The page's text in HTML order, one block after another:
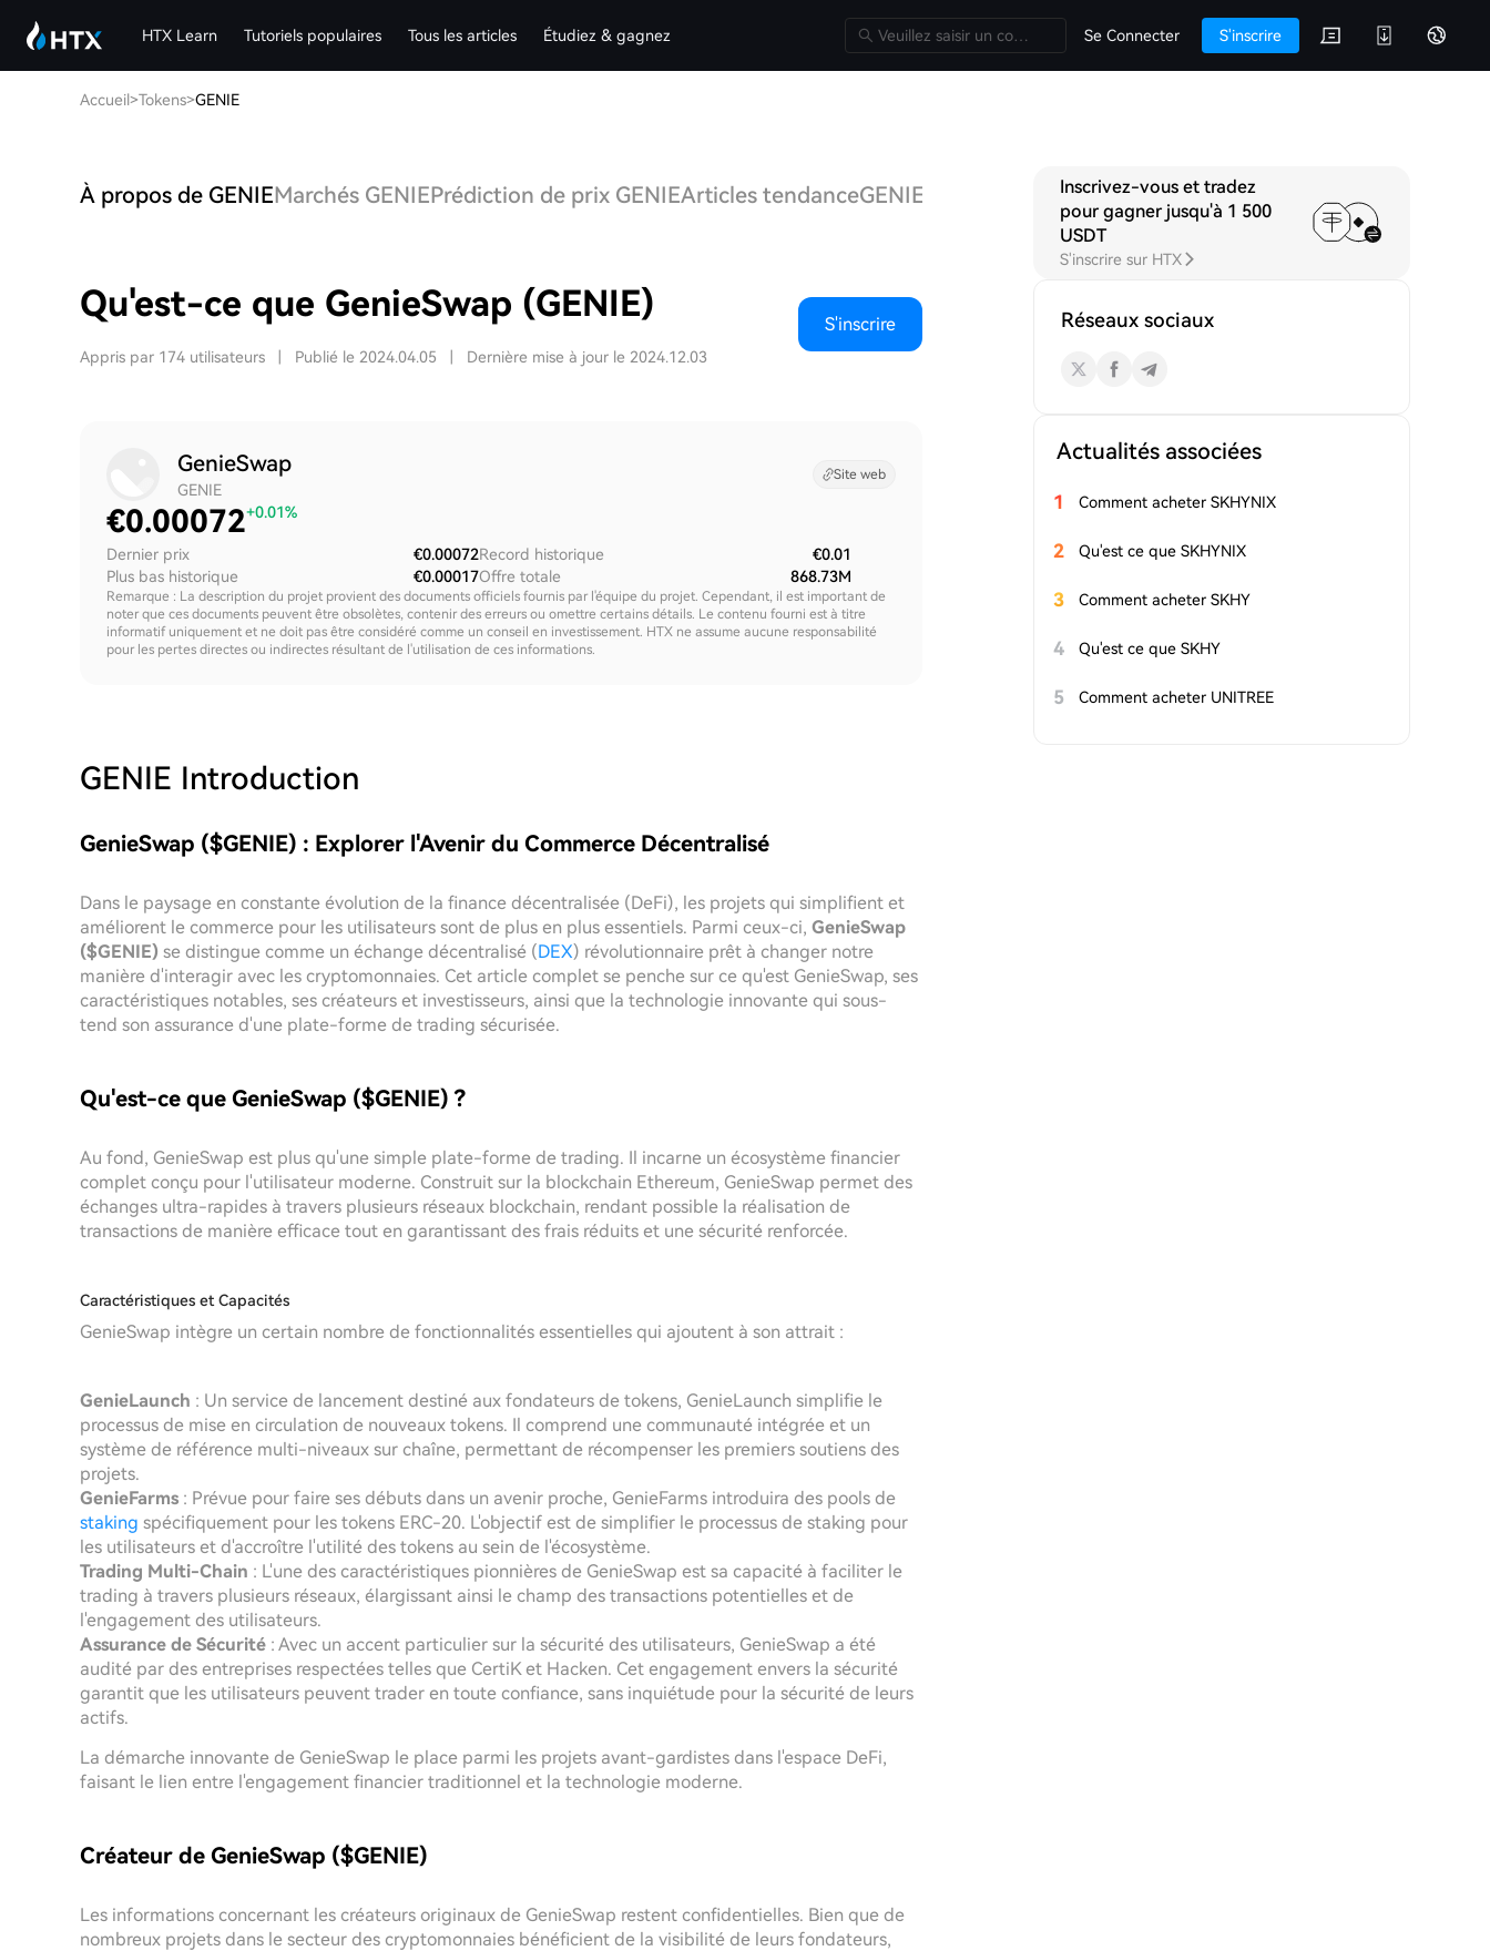
HTX Learn Tutoriels populaires Tous les articles Étudiez & gagnez Se Connecter S'inscrire
Accueil>Tokens>GENIE
À propos de GENIEMarchés GENIEPrédiction de prix GENIEArticles tendanceGENIE Q&A Discussions
Qu'est-ce que GenieSwap (GENIE)
Appris par 174 utilisateurs Publié le 2024.04.05 Dernière mise à jour le 2024.12.03
S'inscrire
GenieSwap
GENIE
Site web
€0.00072+0.01%
Dernier prix
€0.00072
Plus bas historique
€0.00017
Record historique
€0.01
Offre totale
868.73M
Remarque : La description du projet provient des documents officiels fournis par l'équipe du projet. Cependant, il est important de
noter que ces documents peuvent être obsolètes, contenir des erreurs ou omettre certains détails. Le contenu fourni est à titre
informatif uniquement et ne doit pas être considéré comme un conseil en investissement. HTX ne assume aucune responsabilité
pour les pertes directes ou indirectes résultant de l'utilisation de ces informations.
GENIE Introduction
GenieSwap ($GENIE) : Explorer l'Avenir du Commerce Décentralisé
Dans le paysage en constante évolution de la finance décentralisée (DeFi), les projets qui simplifient et
améliorent le commerce pour les utilisateurs sont de plus en plus essentiels. Parmi ceux-ci, GenieSwap
($GENIE) se distingue comme un échange décentralisé (DEX) révolutionnaire prêt à changer notre
manière d'interagir avec les cryptomonnaies. Cet article complet se penche sur ce qu'est GenieSwap, ses
caractéristiques notables, ses créateurs et investisseurs, ainsi que la technologie innovante qui sous-
tend son assurance d'une plate-forme de trading sécurisée.
Qu'est-ce que GenieSwap ($GENIE) ?
Au fond, GenieSwap est plus qu'une simple plate-forme de trading. Il incarne un écosystème financier
complet conçu pour l'utilisateur moderne. Construit sur la blockchain Ethereum, GenieSwap permet des
échanges ultra-rapides à travers plusieurs réseaux blockchain, rendant possible la réalisation de
transactions de manière efficace tout en garantissant des frais réduits et une sécurité renforcée.
Caractéristiques et Capacités
GenieSwap intègre un certain nombre de fonctionnalités essentielles qui ajoutent à son attrait :
GenieLaunch : Un service de lancement destiné aux fondateurs de tokens, GenieLaunch simplifie le
processus de mise en circulation de nouveaux tokens. Il comprend une communauté intégrée et un
système de référence multi-niveaux sur chaîne, permettant de récompenser les premiers soutiens des
projets.
GenieFarms : Prévue pour faire ses débuts dans un avenir proche, GenieFarms introduira des pools de
staking spécifiquement pour les tokens ERC-20. L'objectif est de simplifier le processus de staking pour
les utilisateurs et d'accroître l'utilité des tokens au sein de l'écosystème.
Trading Multi-Chain : L'une des caractéristiques pionnières de GenieSwap est sa capacité à faciliter le
trading à travers plusieurs réseaux, élargissant ainsi le champ des transactions potentielles et de
l'engagement des utilisateurs.
Assurance de Sécurité : Avec un accent particulier sur la sécurité des utilisateurs, GenieSwap a été
audité par des entreprises respectées telles que CertiK et Hacken. Cet engagement envers la sécurité
garantit que les utilisateurs peuvent trader en toute confiance, sans inquiétude pour la sécurité de leurs
actifs.
La démarche innovante de GenieSwap le place parmi les projets avant-gardistes dans l'espace DeFi,
faisant le lien entre l'engagement financier traditionnel et la technologie moderne.
Créateur de GenieSwap ($GENIE)
Les informations concernant les créateurs originaux de GenieSwap restent confidentielles. Bien que de
nombreux projets dans le secteur des cryptomonnaies bénéficient de la visibilité de leurs fondateurs,
Inscrivez-vous et tradez
pour gagner jusqu'à 1 500
USDT
S'inscrire sur HTX
Réseaux sociaux
Actualités associées
1 Comment acheter SKHYNIX
2 Qu'est ce que SKHYNIX
3 Comment acheter SKHY
4 Qu'est ce que SKHY
5 Comment acheter UNITREE